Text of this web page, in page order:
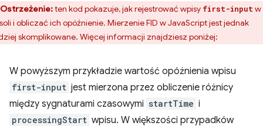
Ostrzeżenie:ten kod pokazuje, jak rejestrować wpisy first-input w
i obliczać ich opóźnienie. Mierzenie FID w JavaScript jest jednak
skomplikowane. Więcej informacji znajdziesz poniżej:
W powyższym przykładzie wartość opóźnienia wpisu
first-input jest mierzona przez obliczenie różnicy
między sygnaturami czasowymi startTime i
processingStart wpisu. W większości przypadków